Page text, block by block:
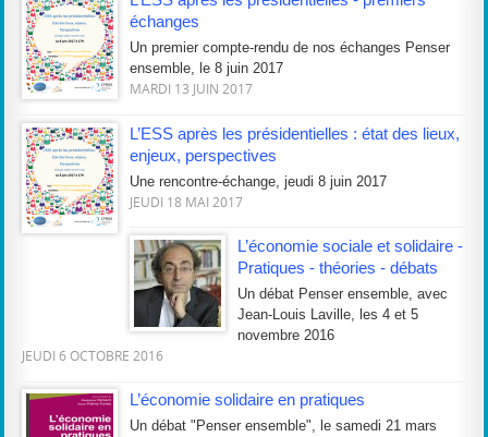
échanges
Un premier compte-rendu de nos échanges Penser
ensemble, le 8 juin 2017
MARDI 13 JUIN 2017
L’ESS après les présidentielles : état des lieux,
enjeux, perspectives
Une rencontre-échange, jeudi 8 juin 2017
JEUDI 18 MAI 2017
L’économie sociale et solidaire -
Pratiques - théories - débats
Un débat Penser ensemble, avec
Jean-Louis Laville, les 4 et 5
novembre 2016
JEUDI 6 OCTOBRE 2016
L’économie solidaire en pratiques
Un débat "Penser ensemble", le samedi 21 mars